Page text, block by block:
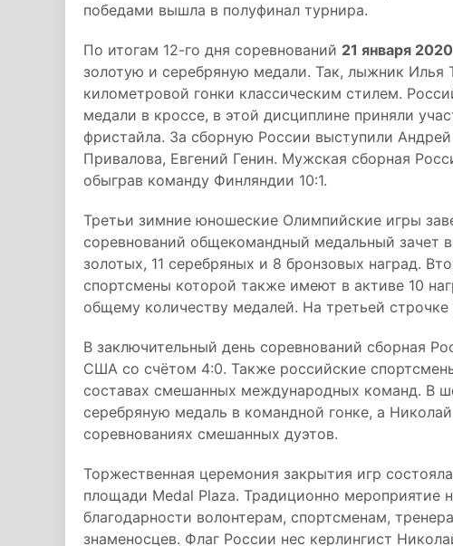
победами вышла в полуфинал турнира.
По итогам 12-го дня соревнований 21 января
золотую и серебряную медали. Так, лыжник Илья
километровой гонки классическим стилем.
медали в кроссе, в этой дисциплине приняли
фристайла. За сборную России выступили
Привалова, Евгений Генин. Мужская сборная
обыграв команду Финляндии 10:1.
Третьи зимние юношеские Олимпийские игры
соревнований общекомандный медальный зачет
золотых, 11 серебряных и 8 бронзовых наград.
спортсмены которой также имеют в активе 10
общему количеству медалей. На третьей
В заключительный день соревнований сборная
США со счётом 4:0. Также российские
составах смешанных международных команд. В
серебряную медаль в командной гонке, а
соревнованиях смешанных дуэтов.
Торжественная церемония закрытия игр
площади Medal Plaza. Традиционно мероприятие
благодарности волонтерам, спортсменам,
знаменосцев. Флаг России нес керлингист